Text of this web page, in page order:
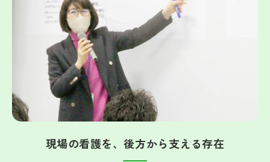
現場の看護を、後方から支える存在